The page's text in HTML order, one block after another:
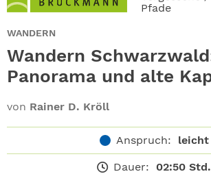
Pfade
WANDERN
Wandern
Panorama und alte
von Rainer D. Kröll
Anspruch: leicht
Dauer: 02:50 Std.
ABO
NEWSLETTER
SHOP